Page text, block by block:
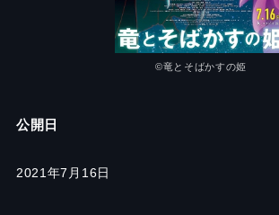
©竜とそばかすの姫
公開日
2021年7月16日